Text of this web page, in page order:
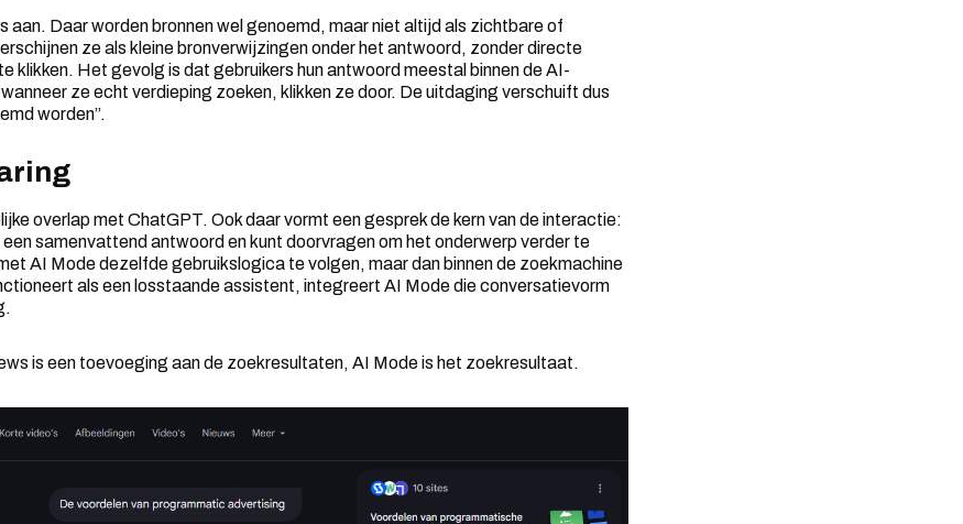
aan. Daar worden bronnen wel genoemd, maar niet altijd als zichtbare of
ze als kleine bronverwijzingen onder het antwoord, zonder directe
klikken. Het gevolg is dat gebruikers hun antwoord meestal binnen de AI-
ze echt verdieping zoeken, klikken ze door. De uitdaging verschuift dus
worden”.
overlap met ChatGPT. Ook daar vormt een gesprek de kern van de interactie:
samenvattend antwoord en kunt doorvragen om het onderwerp verder te
AI Mode dezelfde gebruikslogica te volgen, maar dan binnen de zoekmachine
als een losstaande assistent, integreert AI Mode die conversatievorm
is een toevoeging aan de zoekresultaten, AI Mode is het zoekresultaat.